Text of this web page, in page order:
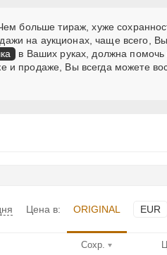
больше тираж, хуже
на аукционах, чаще всего,
в Ваших руках, должна помочь
продаже, Вы всегда можете
Цена в: ORIGINAL EUR
Сохр.